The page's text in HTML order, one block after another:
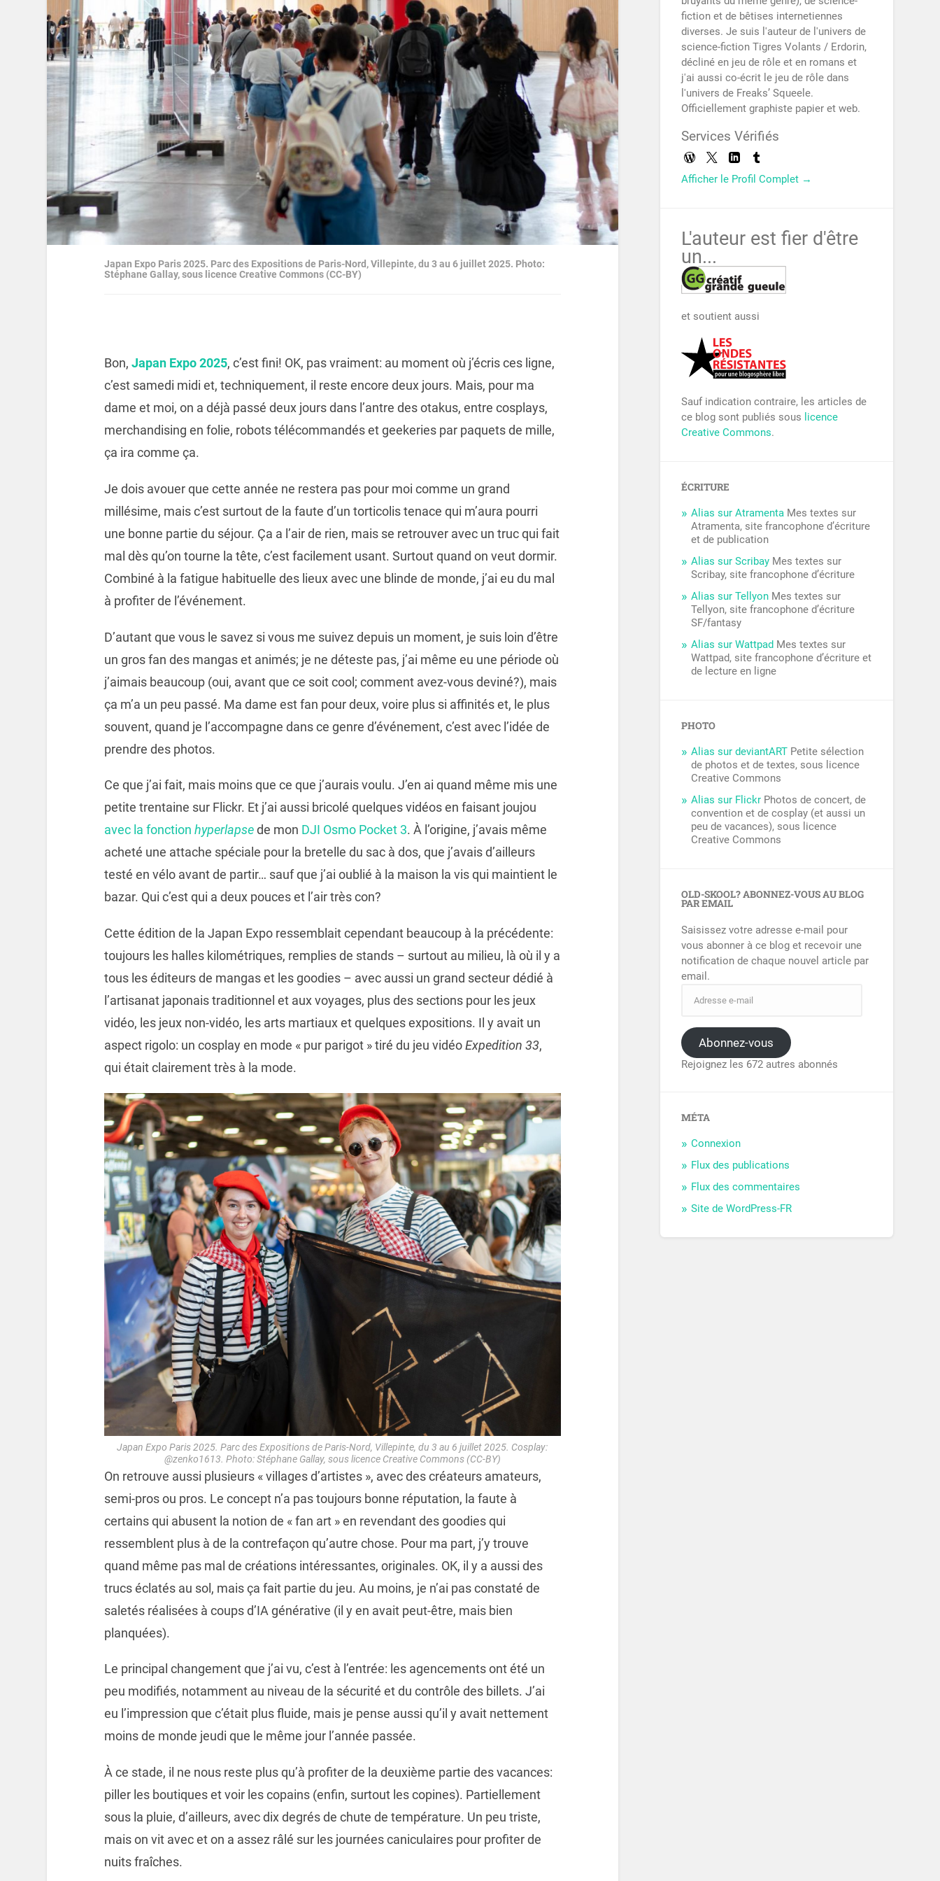
Japan Expo Paris 2025. Parc des Expositions de Paris-Nord, Villepinte, du 3 au 6 juillet 2025. Photo:
Stéphane Gallay, sous licence Creative Commons (CC-BY)
Bon, Japan Expo 2025, c’est fini! OK, pas vraiment: au moment où j’écris ces ligne,
c’est samedi midi et, techniquement, il reste encore deux jours. Mais, pour ma
dame et moi, on a déjà passé deux jours dans l’antre des otakus, entre cosplays,
merchandising en folie, robots télécommandés et geekeries par paquets de mille,
ça ira comme ça.
Je dois avouer que cette année ne restera pas pour moi comme un grand
millésime, mais c’est surtout de la faute d’un torticolis tenace qui m’aura pourri
une bonne partie du séjour. Ça a l’air de rien, mais se retrouver avec un truc qui fait
mal dès qu’on tourne la tête, c’est facilement usant. Surtout quand on veut dormir.
Combiné à la fatigue habituelle des lieux avec une blinde de monde, j’ai eu du mal
à profiter de l’événement.
D’autant que vous le savez si vous me suivez depuis un moment, je suis loin d’être
un gros fan des mangas et animés; je ne déteste pas, j’ai même eu une période où
j’aimais beaucoup (oui, avant que ce soit cool; comment avez-vous deviné?), mais
ça m’a un peu passé. Ma dame est fan pour deux, voire plus si affinités et, le plus
souvent, quand je l’accompagne dans ce genre d’événement, c’est avec l’idée de
prendre des photos.
Ce que j’ai fait, mais moins que ce que j’aurais voulu. J’en ai quand même mis une
petite trentaine sur Flickr. Et j’ai aussi bricolé quelques vidéos en faisant joujou
avec la fonction hyperlapsede mon DJI Osmo Pocket 3. À l’origine, j’avais même
acheté une attache spéciale pour la bretelle du sac à dos, que j’avais d’ailleurs
testé en vélo avant de partir… sauf que j’ai oublié à la maison la vis qui maintient le
bazar. Qui c’est qui a deux pouces et l’air très con?
Cette édition de la Japan Expo ressemblait cependant beaucoup à la précédente:
toujours les halles kilométriques, remplies de stands – surtout au milieu, là où il y a
tous les éditeurs de mangas et les goodies – avec aussi un grand secteur dédié à
l’artisanat japonais traditionnel et aux voyages, plus des sections pour les jeux
vidéo, les jeux non-vidéo, les arts martiaux et quelques expositions. Il y avait un
aspect rigolo: un cosplay en mode « pur parigot » tiré du jeu vidéoExpedition 33,
qui était clairement très à la mode.
Japan Expo Paris 2025. Parc des Expositions de Paris-Nord, Villepinte, du 3 au 6 juillet 2025. Cosplay:
@zenko1613. Photo: Stéphane Gallay, sous licence Creative Commons (CC-BY)
On retrouve aussi plusieurs « villages d’artistes », avec des créateurs amateurs,
semi-pros ou pros. Le concept n’a pas toujours bonne réputation, la faute à
certains qui abusent la notion de « fan art » en revendant des goodies qui
ressemblent plus à de la contrefaçon qu’autre chose. Pour ma part, j’y trouve
quand même pas mal de créations intéressantes, originales. OK, il y a aussi des
trucs éclatés au sol, mais ça fait partie du jeu. Au moins, je n’ai pas constaté de
saletés réalisées à coups d’IA générative (il y en avait peut-être, mais bien
planquées).
Le principal changement que j’ai vu, c’est à l’entrée: les agencements ont été un
peu modifiés, notamment au niveau de la sécurité et du contrôle des billets. J’ai
eu l’impression que c’était plus fluide, mais je pense aussi qu’il y avait nettement
moins de monde jeudi que le même jour l’année passée.
À ce stade, il ne nous reste plus qu’à profiter de la deuxième partie des vacances:
piller les boutiques et voir les copains (enfin, surtout les copines). Partiellement
sous la pluie, d’ailleurs, avec dix degrés de chute de température. Un peu triste,
mais on vit avec et on a assez râlé sur les journées caniculaires pour profiter de
nuits fraîches.
fiction et de bêtises internetiennes
diverses. Je suis l'auteur de l'univers de
science-fiction Tigres Volants / Erdorin,
décliné en jeu de rôle et en romans et
j'ai aussi co-écrit le jeu de rôle dans
l'univers de Freaks’ Squeele.
Officiellement graphiste papier et web.
Services Vérifiés
Afficher le Profil Complet →
L'auteur est fier d'être
un...
et soutient aussi
Sauf indication contraire, les articles de
ce blog sont publiés sous licence
Creative Commons.
ÉCRITURE
Alias sur Atramenta Mes textes sur
Atramenta, site francophone d’écriture
et de publication
Alias sur Scribay Mes textes sur
Scribay, site francophone d’écriture
Alias sur Tellyon Mes textes sur
Tellyon, site francophone d’écriture
SF/fantasy
Alias sur Wattpad Mes textes sur
Wattpad, site francophone d’écriture et
de lecture en ligne
PHOTO
Alias sur deviantART Petite sélection
de photos et de textes, sous licence
Creative Commons
Alias sur Flickr Photos de concert, de
convention et de cosplay (et aussi un
peu de vacances), sous licence
Creative Commons
OLD-SKOOL? ABONNEZ-VOUS AU BLOG
PAR EMAIL
Saisissez votre adresse e-mail pour
vous abonner à ce blog et recevoir une
notification de chaque nouvel article par
email.
Abonnez-vous
Rejoignez les 672 autres abonnés
MÉTA
Connexion
Flux des publications
Flux des commentaires
Site de WordPress-FR